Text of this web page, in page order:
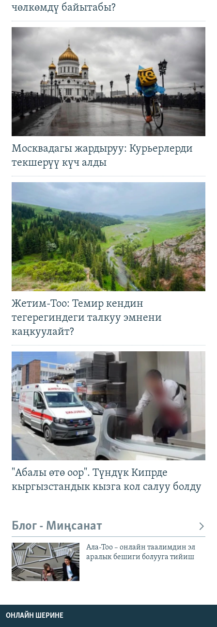
чөлкөмдү байытабы?
Москвадагы жардыруу: Курьерлерди
текшерүү күч алды
Жетим-Тоо: Темир кендин
тегерегиндеги талкуу эмнени
каңкуулайт?
"Абалы өтө оор". Түндүк Кипрде
кыргызстандык кызга кол салуу болду
Блог - Миңсанат
Ала-Тоо – онлайн таалимдин эл
аралык бешиги болууга тийиш
ОНЛАЙН ШЕРИНЕ